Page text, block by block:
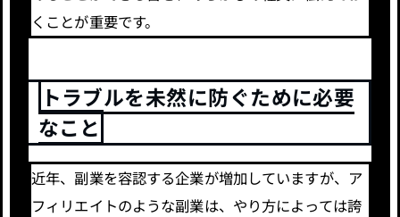
くことが重要です。
トラブルを未然に防ぐために必要
なこと
近年、副業を容認する企業が増加していますが、ア
フィリエイトのような副業は、やり方によっては誇